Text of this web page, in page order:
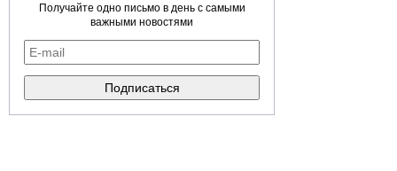
Получайте одно письмо в день с самыми
важными новостями